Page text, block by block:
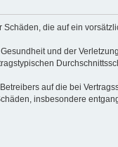
Schäden, die auf ein
und der Verletzung
auf die bei
insbesondere